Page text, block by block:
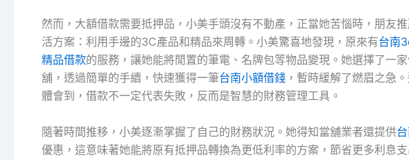
然而，大額借款需要抵押品，小美手頭沒有不動產，正當她苦惱時，朋友
活方案：利用手邊的3C產品和精品來周轉。小美驚喜地發現，原來有台南
精品借款的服務，讓她能將閒置的筆電、名牌包等物品變現。她選擇了一
舖，透過簡單的手續，快速獲得一筆台南小額借錢 ，暫時緩解了燃眉之急
體會到，借款不一定代表失敗，反而是智慧的財務管理工具。
隨著時間推移，小美逐漸掌握了自己的財務狀況。她得知當舖業者還提供
優惠，這意味著她能將原有抵押品轉換為更低利率的方案，節省更多利息